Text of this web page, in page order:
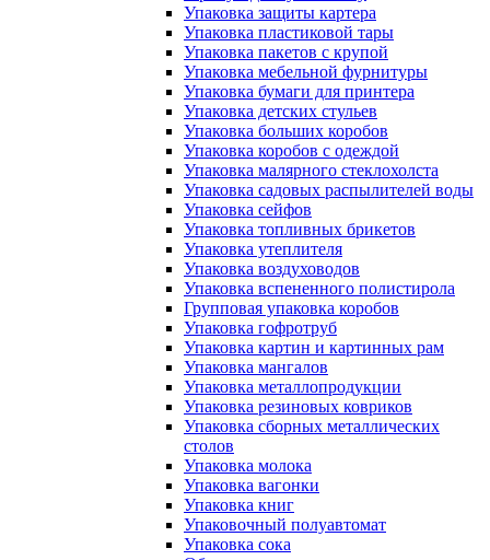
Упаковка защиты картера
Упаковка пластиковой тары
Упаковка пакетов с крупой
Упаковка мебельной фурнитуры
Упаковка бумаги для принтера
Упаковка детских стульев
Упаковка больших коробов
Упаковка коробов с одеждой
Упаковка малярного стеклохолста
Упаковка садовых распылителей воды
Упаковка сейфов
Упаковка топливных брикетов
Упаковка утеплителя
Упаковка воздуховодов
Упаковка вспененного полистирола
Групповая упаковка коробов
Упаковка гофротруб
Упаковка картин и картинных рам
Упаковка мангалов
Упаковка металлопродукции
Упаковка резиновых ковриков
Упаковка сборных металлических
столов
Упаковка молока
Упаковка вагонки
Упаковка книг
Упаковочный полуавтомат
Упаковка сока